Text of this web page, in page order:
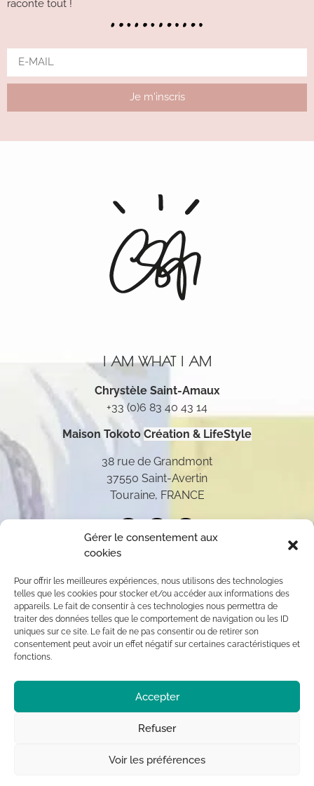
Gérer le consentement aux
cookies
Pour offrir les meilleures expériences, nous utilisons des technologies
telles que les cookies pour stocker et/ou accéder aux informations des
appareils. Le fait de consentir à ces technologies nous permettra de
traiter des données telles que le comportement de navigation ou les ID
uniques sur ce site. Le fait de ne pas consentir ou de retirer son
consentement peut avoir un effet négatif sur certaines caractéristiques et
fonctions.
Accepter
Refuser
Voir les préférences
raconte tout !
Je m'inscris
I AM WHAT I AM
Chrystèle Saint-Amaux
+33 (0)6 83 40 43 14
Maison Tokoto Création & LifeStyle
38 rue de Grandmont
37550 Saint-Avertin
Touraine, FRANCE
Toutes les oeuvres présentées sur ce site appartiennent
exclusivement à l’auteur (sauf mention contraire) aux
termes des articles L 111-1 et L112-1 du code de la
Propriété Intellectuelle. Par conséquent, toute
interdits sans autorisation du titulaire des droits ©